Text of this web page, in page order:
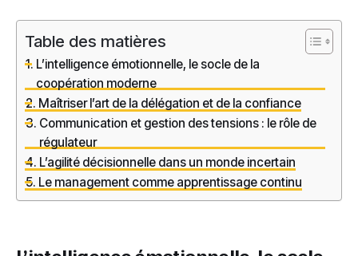
Table des matières
L’intelligence émotionnelle, le socle de la
coopération moderne
Maîtriser l’art de la délégation et de la confiance
Communication et gestion des tensions : le rôle de
régulateur
L’agilité décisionnelle dans un monde incertain
Le management comme apprentissage continu